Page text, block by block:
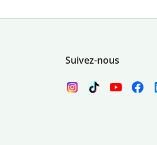
Suivez-nous